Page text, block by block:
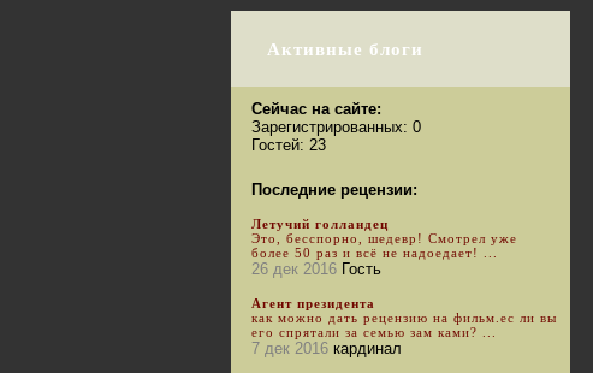
Активные блоги
Сейчас на сайте:
Зарегистрированных: 0
Гостей: 23
Последние рецензии:
Летучий голландец
Это, бесспорно, шедевр! Смотрел уже
более 50 раз и всё не надоедает! ...
26 дек 2016 Гость
Агент президента
как можно дать рецензию на фильм.ес ли вы
его спрятали за семью зам ками? ...
7 дек 2016 кардинал